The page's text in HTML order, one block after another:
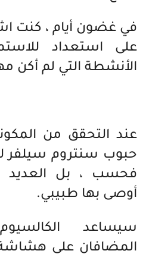
في غضون أيام ، كنت
على استعداد
الأنشطة التي لم أكن
عند التحقق من
حبوب سنتروم سيلفر لا
فحسب ، بل العديد
أوصى بها طبيبي.
سيساعد
المضافان على